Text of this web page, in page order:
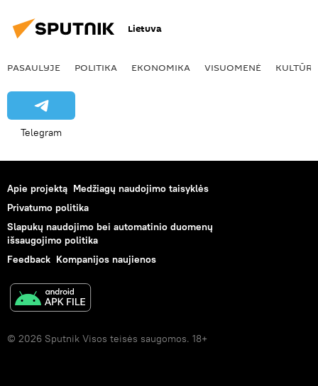
Lietuva
PASAULYJE POLITIKA EKONOMIKA VISUOMENĖ KULTŪRA
Telegram
Apie projektą Medžiagų naudojimo taisyklės
Privatumo politika
Slapukų naudojimo bei automatinio duomenų
išsaugojimo politika
Feedback Kompanijos naujienos
© 2026 Sputnik Visos teisės saugomos. 18+